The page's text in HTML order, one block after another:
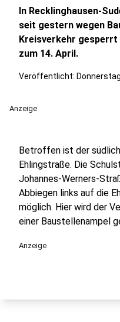
In Recklinghausen-
seit gestern wegen
Kreisverkehr
zum 14. April.
Veröffentlicht:
Anzeige
Betroffen ist der
Ehlingstraße. Die
Johannes-Werners-
Abbiegen links auf die
möglich. Hier wird der
einer Baustellenampel
Anzeige